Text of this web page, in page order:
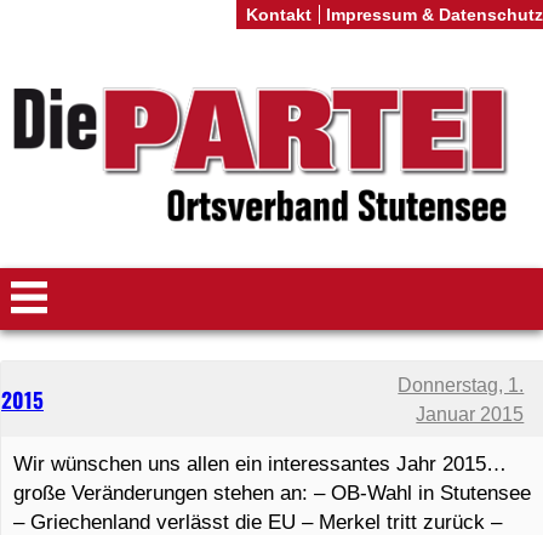
2015
Donnerstag, 1.
Januar 2015
Wir wünschen uns allen ein interessantes Jahr 2015…
große Veränderungen stehen an: – OB-Wahl in Stutensee
– Griechenland verlässt die EU – Merkel tritt zurück –
Kontakt Impressum & Datenschutz